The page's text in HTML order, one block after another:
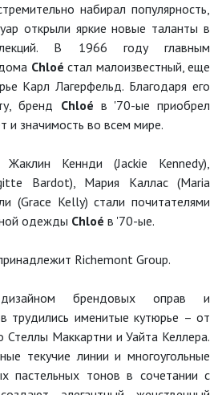
набирал популярность,
открыли яркие новые таланты в
В 1966 году главным
Chloé стал малоизвестный, еще
Карл Лагерфельд. Благодаря его
бренд Chloé в '70-ые приобрел
и значимость во всем мире.
Кеннди (Jackie Kennedy),
Bardot), Мария Каллас (Maria
(Grace Kelly) стали почитателями
одежды Chloé в '70-ые.
Richemont Group.
брендовых оправ и
трудились именитые кутюрье – от
Стеллы Маккартни и Уайта Келлера.
текучие линии и многоугольные
пастельных тонов в сочетании с